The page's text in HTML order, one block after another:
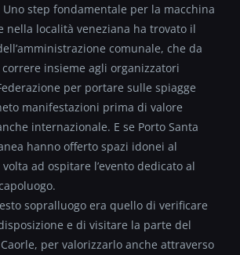
step fondamentale per la macchina
nella località veneziana ha trovato il
comunale, che da
insieme agli organizzatori
per portare sulle spiagge
manifestazioni prima di valore
internazionale. E se Porto Santa
hanno offerto spazi idonei al
ad ospitare l’evento dedicato al
sopralluogo era quello di verificare
e di visitare la parte del
per valorizzarlo anche attraverso